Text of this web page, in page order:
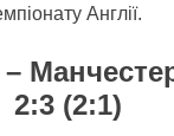
Англії.
Манчестер
2:3 (2:1)